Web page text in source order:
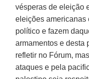
vésperas de eleição
eleições
político e fazem
armamentos e desta
refletir no Fórum,
ataques e pela